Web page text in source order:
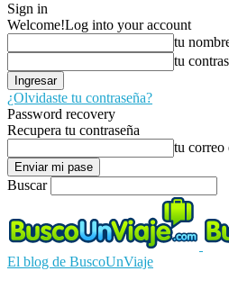
Sign in
Welcome!Log into your account
tu
tu
¿Olvidaste tu contraseña?
Password recovery
Recupera tu contraseña
tu correo
Buscar
El blog de BuscoUnViaje